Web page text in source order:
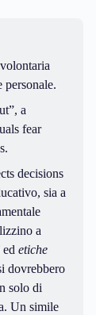
personale.
a
fear
decisions
sia a
a
ed etiche
dovrebbero
solo di
Un simile